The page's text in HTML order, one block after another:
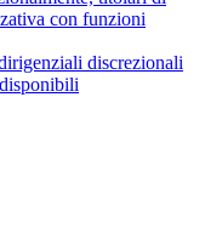
con funzioni
discrezionali